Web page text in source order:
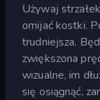
Używaj
omijać kostki.
trudniejsza.
zwiększona
wizualne, im
się osiągnąć,